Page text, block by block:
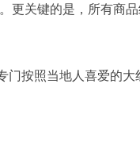
更关键的是，所有商
按照当地人喜爱的